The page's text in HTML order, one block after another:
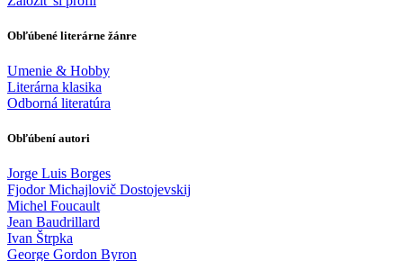
Obľúbené literárne žánre
Umenie & Hobby
Literárna klasika
Odborná literatúra
Obľúbení autori
Jorge Luis Borges
Fjodor Michajlovič Dostojevskij
Michel Foucault
Jean Baudrillard
Ivan Štrpka
George Gordon Byron